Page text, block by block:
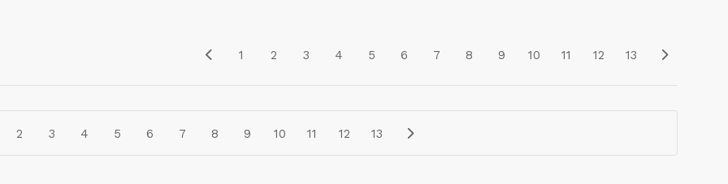
1 2 3 4 5 6 7 8 9 10 11 12 13
2 3 4 5 6 7 8 9 10 11 12 13